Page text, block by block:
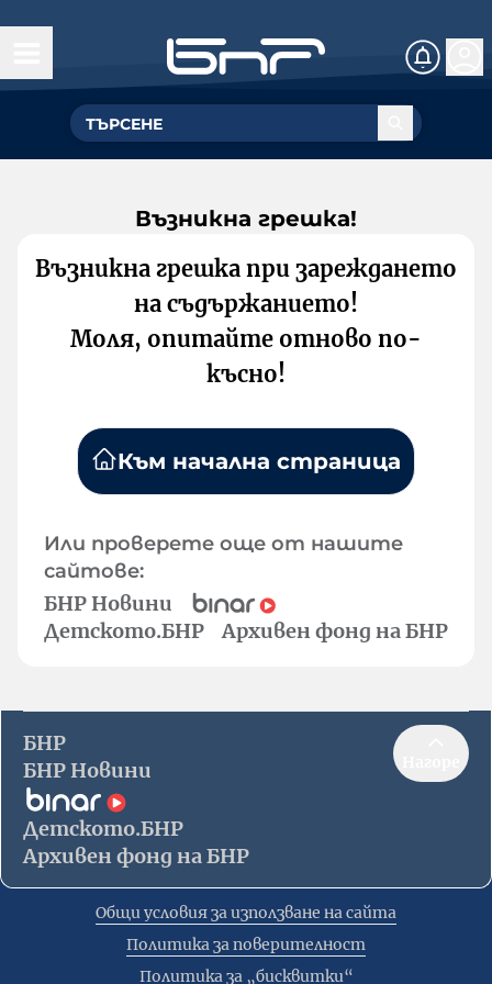
Възникна грешка!
Възникна грешка при зареждането
на съдържанието!
Моля, опитайте отново по-
късно!
Към начална страница
Или проверете още от нашите
сайтове:
БНР Новини
Детското.БНР
Архивен фонд на БНР
БНР
БНР Новини
Детското.БНР
Архивен фонд на БНР
Общи условия за използване на сайта
Политика за поверителност
Политика за „бисквитки“